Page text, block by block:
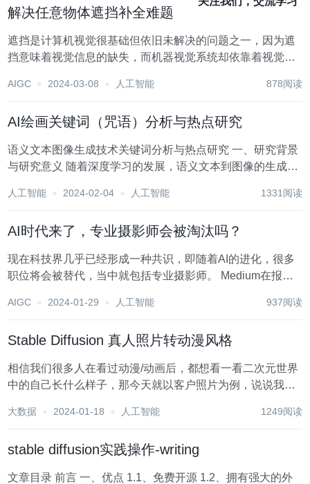
解决任意物体遮挡补全难题
遮挡是计算机视觉很基础但依旧未解决的问题之一，因为遮
挡意味着视觉信息的缺失，而机器视觉系统却依靠着视觉信
挡无处不在。牛津大学 VGG 实验室 Andrew Zisserman 团队
AIGC 2024-03-08 人工智能 878阅读
AI绘画关键词（咒语）分析与热点研究
语义文本图像生成技术关键词分析与热点研究 一、研究背景
与研究意义 随着深度学习的发展，语义文本到图像的生成技
键词，AI系统就能自动生成符合语义描述的图像，这一技术
人工智能 2024-02-04 人工智能 1331阅读
AI时代来了，专业摄影师会被淘汰吗？
现在科技界几乎已经形成一种共识，即随着AI的进化，很多
职位将会被替代，当中就包括专业摄影师。 Medium在报告
创作变成了以技术驱动的创作。在技术的加持下，即使是普
AIGC 2024-01-29 人工智能 937阅读
Stable Diffusion 真人照片转动漫风格
相信我们很多人在看过动漫/动画后，都想看一看二次元世界
中的自己长什么样子，那今天就以客户照片为例，说说我们
绝美二次元少女，Let’s do it~ ...
大数据 2024-01-18 人工智能 1249阅读
stable diffusion实践操作-writing
文章目录 前言 一、优点 1.1、免费开源 1.2、拥有强大的外